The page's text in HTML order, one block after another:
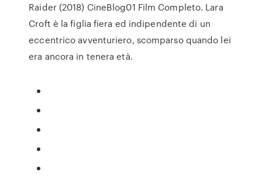
Raider (2018) CineBlog01 Film Completo. Lara
Croft è la figlia fiera ed indipendente di un
eccentrico avventuriero, scomparso quando lei
era ancora in tenera età.